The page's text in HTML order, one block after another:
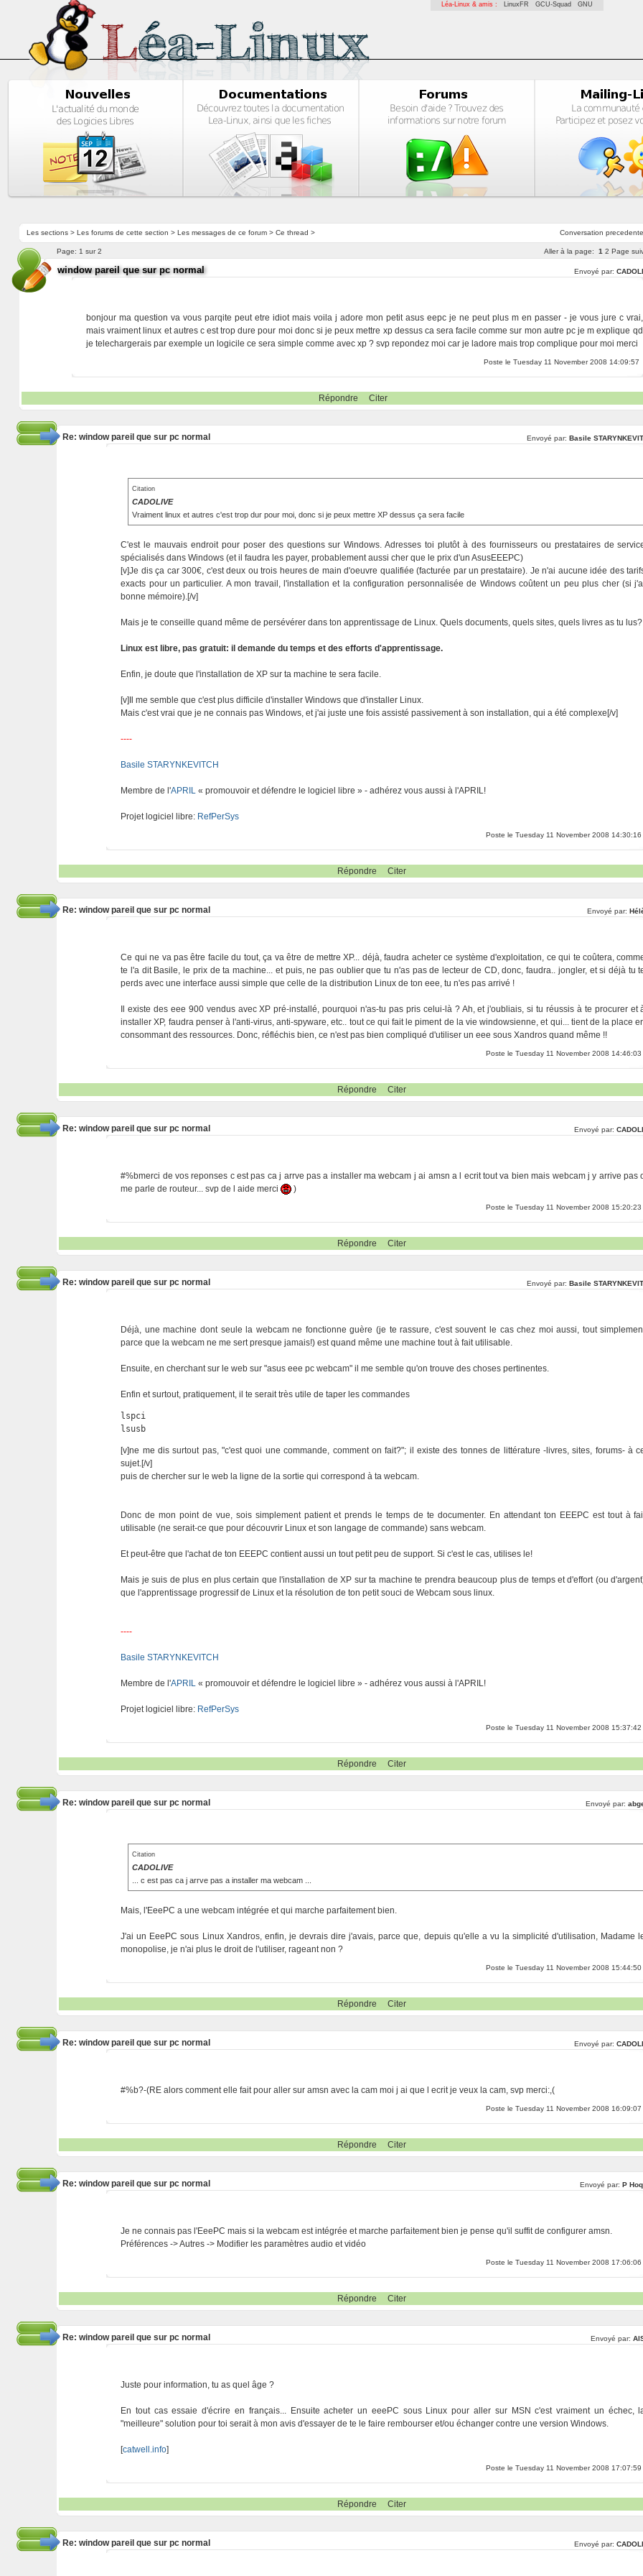
Léa-Linux & amis : LinuxFR GCU-Squad GNU
Conversation precedente
Les sections> Les forums de cette section > Les messages de ce forum> Ce thread >
Aller à la page: 1 2 Page
Page: 1 sur 2
window pareil que sur pc normal Envoyé par:
bonjour ma question va vous parqite peut etre idiot mais voila j adore mon petit asus eepc je ne peut plus m en passer - je vous jure c vrai,
mais vraiment linux et autres c est trop dure pour moi donc si je peux mettre xp dessus ca sera facile comme sur mon autre pc je m explique qd
je telechargerais par exemple un logicile ce sera simple comme avec xp ? svp repondez moi car je ladore mais trop complique pour moi merci
Poste le Tuesday 11 November 2008 14:09:57
Répondre Citer
Re: window pareil que sur pc normal Envoyé par: Basile
Citation
CADOLIVE
Vraiment linux et autres c'est trop dur pour moi, donc si je peux mettre XP dessus ça sera facile
C'est le mauvais endroit pour poser des questions sur Windows. Adresses toi plutôt à des fournisseurs ou prestataires de
spécialisés dans Windows (et il faudra les payer, probablement aussi cher que le prix d'un AsusEEEPC)
[v]Je dis ça car 300€, c'est deux ou trois heures de main d'oeuvre qualifiée (facturée par un prestataire). Je n'ai aucune idée des
exacts pour un particulier. A mon travail, l'installation et la configuration personnalisée de Windows coûtent un peu plus cher (si
bonne mémoire).[/v]
Mais je te conseille quand même de persévérer dans ton apprentissage de Linux. Quels documents, quels sites, quels livres as tu lus?
Linux est libre, pas gratuit: il demande du temps et des efforts d'apprentissage.
Enfin, je doute que l'installation de XP sur ta machine te sera facile.
[v]Il me semble que c'est plus difficile d'installer Windows que d'installer Linux.
Mais c'est vrai que je ne connais pas Windows, et j'ai juste une fois assisté passivement à son installation, qui a été complexe[/v]
----
Basile STARYNKEVITCH
Membre de l'APRIL « promouvoir et défendre le logiciel libre » - adhérez vous aussi à l'APRIL!
Projet logiciel libre: RefPerSys
Poste le Tuesday 11 November 2008 14:30:16
Répondre Citer
Re: window pareil que sur pc normal Envoyé par:
Ce qui ne va pas être facile du tout, ça va être de mettre XP... déjà, faudra acheter ce système d'exploitation, ce qui te coûtera,
te l'a dit Basile, le prix de ta machine... et puis, ne pas oublier que tu n'as pas de lecteur de CD, donc, faudra.. jongler, et si déjà tu
perds avec une interface aussi simple que celle de la distribution Linux de ton eee, tu n'es pas arrivé !
Il existe des eee 900 vendus avec XP pré-installé, pourquoi n'as-tu pas pris celui-là ? Ah, et j'oubliais, si tu réussis à te procurer et
installer XP, faudra penser à l'anti-virus, anti-spyware, etc.. tout ce qui fait le piment de la vie windowsienne, et qui... tient de la place
consommant des ressources. Donc, réfléchis bien, ce n'est pas bien compliqué d'utiliser un eee sous Xandros quand même !!
Poste le Tuesday 11 November 2008 14:46:03
Répondre Citer
Re: window pareil que sur pc normal Envoyé par:
#%bmerci de vos reponses c est pas ca j arrve pas a installer ma webcam j ai amsn a l ecrit tout va bien mais webcam j y arrive pas
me parle de routeur... svp de l aide merci
)
Poste le Tuesday 11 November 2008 15:20:23
Répondre Citer
Re: window pareil que sur pc normal Envoyé par: Basile
Déjà, une machine dont seule la webcam ne fonctionne guère (je te rassure, c'est souvent le cas chez moi aussi, tout
parce que la webcam ne me sert presque jamais!) est quand même une machine tout à fait utilisable.
Ensuite, en cherchant sur le web sur "asus eee pc webcam" il me semble qu'on trouve des choses pertinentes.
Enfin et surtout, pratiquement, il te serait très utile de taper les commandes
lspci
lsusb
[v]ne me dis surtout pas, "c'est quoi une commande, comment on fait?"; il existe des tonnes de littérature -livres, sites, forums- à
sujet.[/v]
puis de chercher sur le web la ligne de la sortie qui correspond à ta webcam.
Donc de mon point de vue, sois simplement patient et prends le temps de te documenter. En attendant ton EEEPC est tout à
utilisable (ne serait-ce que pour découvrir Linux et son langage de commande) sans webcam.
Et peut-être que l'achat de ton EEEPC contient aussi un tout petit peu de support. Si c'est le cas, utilises le!
Mais je suis de plus en plus certain que l'installation de XP sur ta machine te prendra beaucoup plus de temps et d'effort (ou
que l'apprentissage progressif de Linux et la résolution de ton petit souci de Webcam sous linux.
----
Basile STARYNKEVITCH
Membre de l'APRIL « promouvoir et défendre le logiciel libre » - adhérez vous aussi à l'APRIL!
Projet logiciel libre: RefPerSys
Poste le Tuesday 11 November 2008 15:37:42
Répondre Citer
Re: window pareil que sur pc normal Envoyé par:
Citation
CADOLIVE
... c est pas ca j arrve pas a installer ma webcam ...
Mais, l'EeePC a une webcam intégrée et qui marche parfaitement bien.
J'ai un EeePC sous Linux Xandros, enfin, je devrais dire j'avais, parce que, depuis qu'elle a vu la simplicité d'utilisation, Madame
monopolise, je n'ai plus le droit de l'utiliser, rageant non ?
Poste le Tuesday 11 November 2008 15:44:50
Répondre Citer
Re: window pareil que sur pc normal Envoyé par:
#%b?-(RE alors comment elle fait pour aller sur amsn avec la cam moi j ai que l ecrit je veux la cam, svp merci:,(
Poste le Tuesday 11 November 2008 16:09:07
Répondre Citer
Re: window pareil que sur pc normal Envoyé par: P
Je ne connais pas l'EeePC mais si la webcam est intégrée et marche parfaitement bien je pense qu'il suffit de configurer amsn.
Préférences -> Autres -> Modifier les paramètres audio et vidéo
Poste le Tuesday 11 November 2008 17:06:06
Répondre Citer
Re: window pareil que sur pc normal Envoyé par:
Juste pour information, tu as quel âge ?
En tout cas essaie d'écrire en français... Ensuite acheter un eeePC sous Linux pour aller sur MSN c'est vraiment un échec,
"meilleure" solution pour toi serait à mon avis d'essayer de te le faire rembourser et/ou échanger contre une version Windows.
[catwell.info]
Poste le Tuesday 11 November 2008 17:07:59
Répondre Citer
Re: window pareil que sur pc normal Envoyé par: